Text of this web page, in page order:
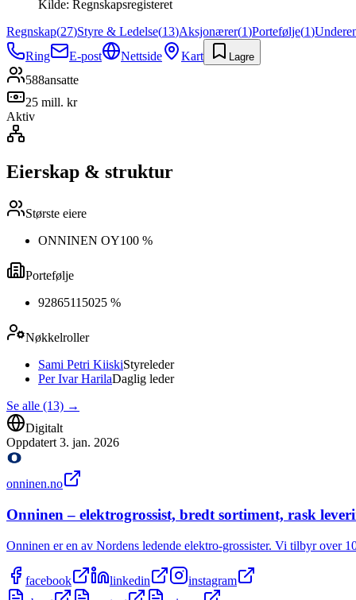
Kilde: Regnskapsregisteret
Regnskap(27)Styre & Ledelse(13)Aksjonærer(1)Portefølje(1)
Ring
E-post Nettside Kart Lagre
588ansatte
25 mill. kr
Aktiv
Eierskap & struktur
Største eiere
ONNINEN OY100 %
Portefølje
92865115025 %
Nøkkelroller
Sami Petri KiiskiStyreleder
Per Ivar HarilaDaglig leder
Se alle (13) →
Digitalt
Oppdatert 3. jan. 2026
onninen.no
Onninen – elektrogrossist, bredt sortiment, rask
Onninen er en av Nordens ledende elektro-grossister. Vi tilbyr over
facebook linkedin
instagram